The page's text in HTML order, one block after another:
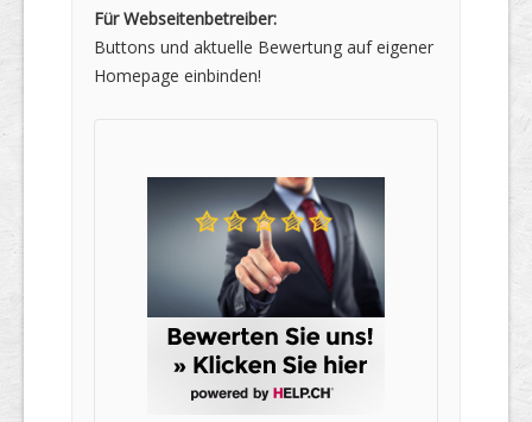
Für Webseitenbetreiber:
Buttons und aktuelle Bewertung auf eigener
Homepage einbinden!